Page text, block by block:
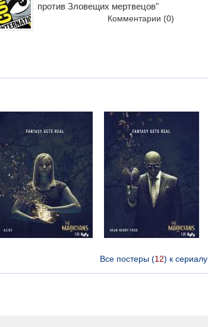
против Зловещих мертвецов"
Комментарии (0)
Все постеры (12) к сериалу